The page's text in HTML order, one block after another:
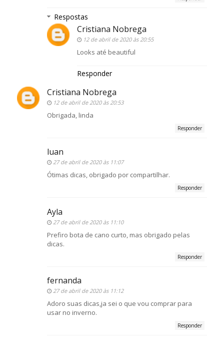
Respostas
Cristiana Nobrega
12 de abril de 2020 às 20:55
Looks até beautiful
Responder
Cristiana Nobrega
12 de abril de 2020 às 20:53
Obrigada, linda
Responder
luan
27 de abril de 2020 às 11:07
Ótimas dicas, obrigado por compartilhar.
Responder
Ayla
27 de abril de 2020 às 11:10
Prefiro bota de cano curto, mas obrigado pelas
dicas.
Responder
fernanda
27 de abril de 2020 às 11:12
Adoro suas dicas,ja sei o que vou comprar para
usar no inverno.
Responder